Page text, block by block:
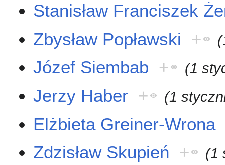
Stanisław Franciszek
Zbysław Popławski
+
Józef Siembab + (1
Jerzy Haber + (1
Elżbieta Greiner-Wrona
Zdzisław Skupień + (1